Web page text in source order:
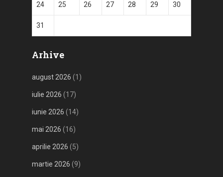
24 25 26 27 28 29 30
31
Arhive
august 2026 (1)
iulie 2026 (17)
iunie 2026 (14)
mai 2026 (16)
aprilie 2026 (5)
martie 2026 (9)